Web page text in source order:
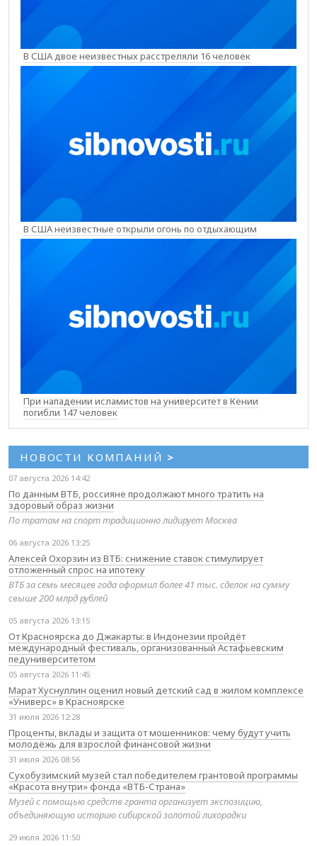
В США двое неизвестных расстреляли 16 человек
В США неизвестные открыли огонь по отдыхающим
При нападении исламистов на университет в Кении
погибли 147 человек
НОВОСТИ КОМПАНИЙ >
07 августа 2026 14:42
По данным ВТБ, россияне продолжают много тратить на
здоровый образ жизни
По тратам на спорт традиционно лидирует Москва
06 августа 2026 13:25
Алексей Охорзин из ВТБ: снижение ставок стимулирует
отложенный спрос на ипотеку
ВТБ за семь месяцев года оформил более 41 тыс. сделок на сумму
свыше 200 млрд рублей
05 августа 2026 13:15
От Красноярска до Джакарты: в Индонезии пройдёт
международный фестиваль, организованный Астафьевским
педуниверситетом
05 августа 2026 11:45
Марат Хуснуллин оценил новый детский сад в жилом комплексе
«Универс» в Красноярске
31 июля 2026 12:28
Проценты, вклады и защита от мошенников: чему будут учить
молодёжь для взрослой финансовой жизни
31 июля 2026 08:56
Сухобузимский музей стал победителем грантовой программы
«Красота внутри» фонда «ВТБ-Страна»
Музей с помощью средств гранта организует экспозицию,
объединяющую историю сибирской золотой лихорадки
29 июля 2026 11:50